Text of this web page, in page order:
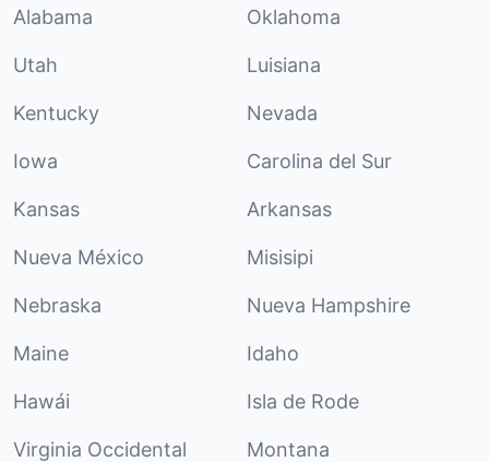
Alabama Oklahoma
Utah Luisiana
Kentucky Nevada
Iowa Carolina del Sur
Kansas Arkansas
Nueva México Misisipi
Nebraska Nueva Hampshire
Maine Idaho
Hawái Isla de Rode
Virginia Occidental Montana